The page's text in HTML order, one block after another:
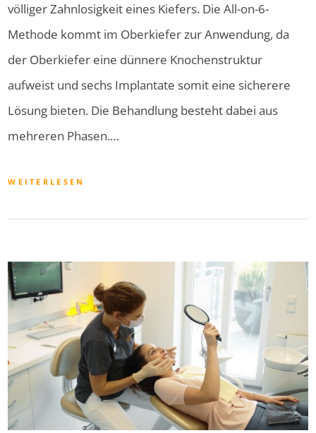
völliger Zahnlosigkeit eines Kiefers. Die All-on-6-
Methode kommt im Oberkiefer zur Anwendung, da
der Oberkiefer eine dünnere Knochenstruktur
aufweist und sechs Implantate somit eine sicherere
Lösung bieten. Die Behandlung besteht dabei aus
mehreren Phasen.…
WEITERLESEN